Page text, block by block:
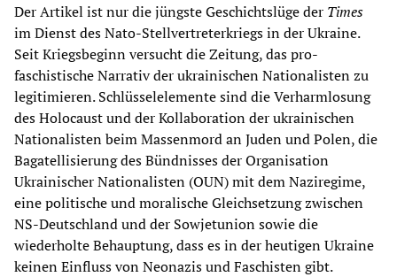
Der Artikel ist nur die jüngste Geschichtslüge der Times
im Dienst des Nato-Stellvertreterkriegs in der Ukraine.
Seit Kriegsbeginn versucht die Zeitung, das pro-
faschistische Narrativ der ukrainischen Nationalisten zu
legitimieren. Schlüsselelemente sind die Verharmlosung
des Holocaust und der Kollaboration der ukrainischen
Nationalisten beim Massenmord an Juden und Polen, die
Bagatellisierung des Bündnisses der Organisation
Ukrainischer Nationalisten (OUN) mit dem Naziregime,
eine politische und moralische Gleichsetzung zwischen
NS-Deutschland und der Sowjetunion sowie die
wiederholte Behauptung, dass es in der heutigen Ukraine
keinen Einfluss von Neonazis und Faschisten gibt.